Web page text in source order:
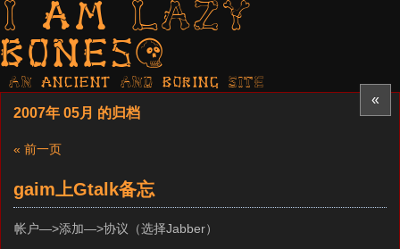
I am LAZY
bones?
AN ancient AND boring SITE
«
2007年 05月 的归档
« 前一页
gaim上Gtalk备忘
帐户—>添加—>协议（选择Jabber）